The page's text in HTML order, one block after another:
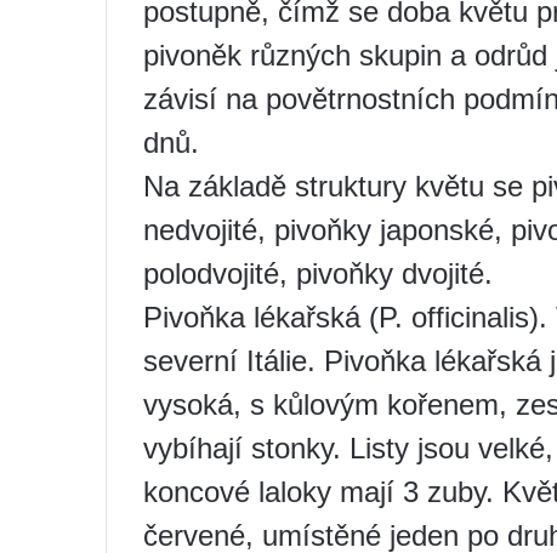
postupně, čímž se doba květu
pivoněk různých skupin a
závisí na povětrnostních
dnů.
Na základě struktury květu se
nedvojité, pivoňky japonské,
polodvojité, pivoňky dvojité.
Pivoňka lékařská (P.
severní Itálie. Pivoňka lékařská
vysoká, s kůlovým kořenem,
vybíhají stonky. Listy jsou
koncové laloky mají 3 zuby.
červené, umístěné jeden po